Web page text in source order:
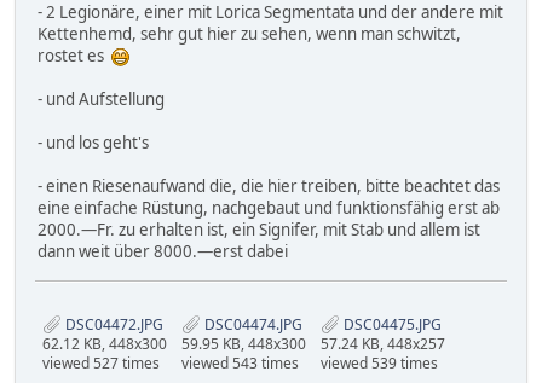
- 2 Legionäre, einer mit Lorica Segmentata und der andere mit
Kettenhemd, sehr gut hier zu sehen, wenn man schwitzt,
rostet es
- und Aufstellung
- und los geht's
- einen Riesenaufwand die, die hier treiben, bitte beachtet das
eine einfache Rüstung, nachgebaut und funktionsfähig erst ab
2000.—Fr. zu erhalten ist, ein Signifer, mit Stab und allem ist
dann weit über 8000.—erst dabei
DSC04472.JPG
62.12 KB, 448x300
viewed 527 times
DSC04474.JPG
59.95 KB, 448x300
viewed 543 times
DSC04475.JPG
57.24 KB, 448x257
viewed 539 times